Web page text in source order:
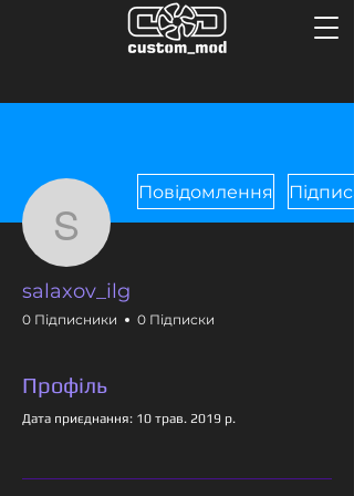
salaxov_ilg
Повідомлення
salaxov_ilg
0 Підписники 0 Підписки
Профіль
Дата приєднання: 10 трав. 2019 р.